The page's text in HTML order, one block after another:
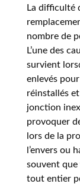
La difficulté
nombre de
L’une des
survient
enlevés
réinstallés
jonction
provoquer
lors de la
l’envers ou
souvent que
tout entier